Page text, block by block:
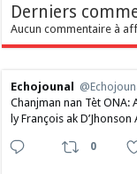
Derniers
Aucun commentaire à
Echojounal
Chanjman nan Tèt ONA:
ly François ak
0